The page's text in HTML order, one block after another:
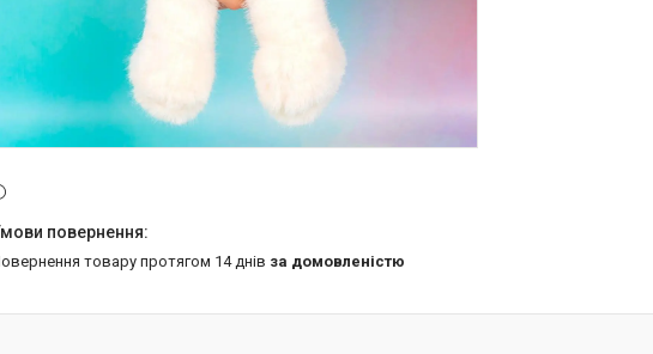
повернення товару протягом 14 днів за домовленістю